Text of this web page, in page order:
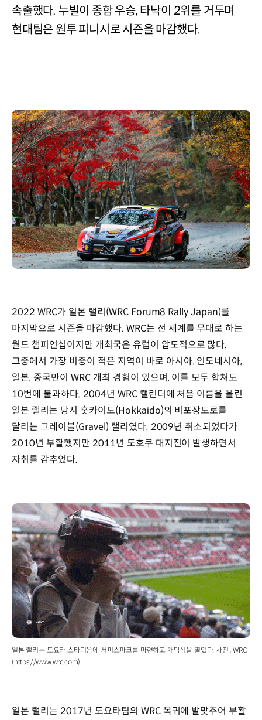
속출했다. 누빌이 종합 우승, 타낙이 2위를 거두며
현대팀은 원투 피니시로 시즌을 마감했다.
2022 WRC가 일본 랠리(WRC Forum8 Rally Japan)를
마지막으로 시즌을 마감했다. WRC는 전 세계를 무대로 하는
월드 챔피언십이지만 개최국은 유럽이 압도적으로 많다.
그중에서 가장 비중이 적은 지역이 바로 아시아. 인도네시아,
일본, 중국만이 WRC 개최 경험이 있으며, 이를 모두 합쳐도
10번에 불과하다. 2004년 WRC 캘린더에 처음 이름을 올린
일본 랠리는 당시 홋카이도(Hokkaido)의 비포장도로를
달리는 그레이블(Gravel) 랠리였다. 2009년 취소되었다가
2010년 부활했지만 2011년 도호쿠 대지진이 발생하면서
자취를 감추었다.
일본 랠리는 도요타 스타디움에 서피스파크를 마련하고 개막식을 열었다. 사진 : WRC
(https://www.wrc.com)
일본 랠리는 2017년 도요타팀의 WRC 복귀에 발맞추어 부활